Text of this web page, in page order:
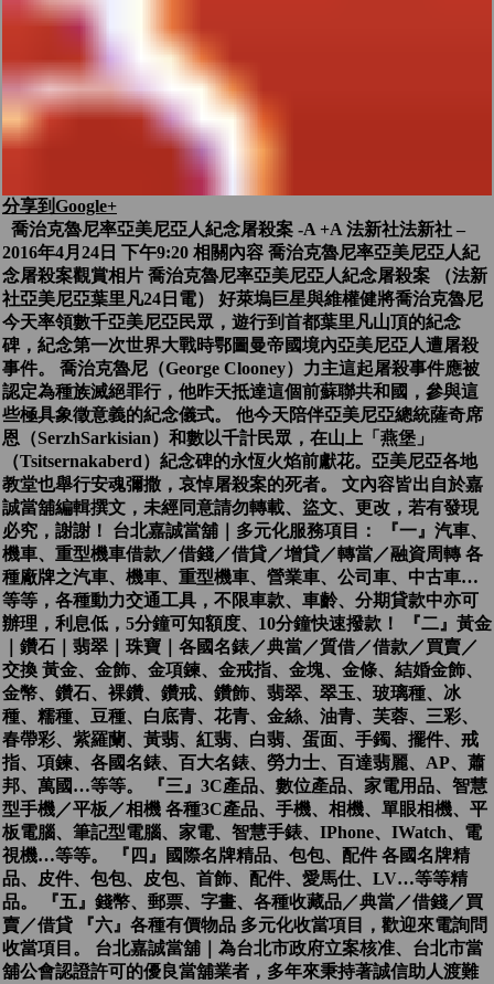
分享到Google+
喬治克魯尼率亞美尼亞人紀念屠殺案 -A +A 法新社法新社 –
2016年4月24日 下午9:20 相關內容 喬治克魯尼率亞美尼亞人紀
念屠殺案觀賞相片 喬治克魯尼率亞美尼亞人紀念屠殺案 （法新
社亞美尼亞葉里凡24日電） 好萊塢巨星與維權健將喬治克魯尼
今天率領數千亞美尼亞民眾，遊行到首都葉里凡山頂的紀念
碑，紀念第一次世界大戰時鄂圖曼帝國境內亞美尼亞人遭屠殺
事件。 喬治克魯尼（George Clooney）力主這起屠殺事件應被
認定為種族滅絕罪行，他昨天抵達這個前蘇聯共和國，參與這
些極具象徵意義的紀念儀式。 他今天陪伴亞美尼亞總統薩奇席
恩（SerzhSarkisian）和數以千計民眾，在山上「燕堡」
（Tsitsernakaberd）紀念碑的永恆火焰前獻花。亞美尼亞各地
教堂也舉行安魂彌撒，哀悼屠殺案的死者。 文內容皆出自於嘉
誠當舖編輯撰文，未經同意請勿轉載、盜文、更改，若有發現
必究，謝謝！ 台北嘉誠當舖｜多元化服務項目： 『一』汽車、
機車、重型機車借款／借錢／借貸／增貸／轉當／融資周轉 各
種廠牌之汽車、機車、重型機車、營業車、公司車、中古車…
等等，各種動力交通工具，不限車款、車齡、分期貸款中亦可
辦理，利息低，5分鐘可知額度、10分鐘快速撥款！ 『二』黃金
｜鑽石｜翡翠｜珠寶｜各國名錶／典當／質借／借款／買賣／
交換 黃金、金飾、金項鍊、金戒指、金塊、金條、結婚金飾、
金幣、鑽石、裸鑽、鑽戒、鑽飾、翡翠、翠玉、玻璃種、冰
種、糯種、豆種、白底青、花青、金絲、油青、芙蓉、三彩、
春帶彩、紫羅蘭、黃翡、紅翡、白翡、蛋面、手鐲、擺件、戒
指、項鍊、各國名錶、百大名錶、勞力士、百達翡麗、AP、蕭
邦、萬國…等等。 『三』3C產品、數位產品、家電用品、智慧
型手機／平板／相機 各種3C產品、手機、相機、單眼相機、平
板電腦、筆記型電腦、家電、智慧手錶、IPhone、IWatch、電
視機…等等。 『四』國際名牌精品、包包、配件 各國名牌精
品、皮件、包包、皮包、首飾、配件、愛馬仕、LV…等等精
品。 『五』錢幣、郵票、字畫、各種收藏品／典當／借錢／買
賣／借貸 『六』各種有價物品 多元化收當項目，歡迎來電詢問
收當項目。 台北嘉誠當舖｜為台北市政府立案核准、台北市當
舖公會認證許可的優良當舖業者，多年來秉持著誠信助人渡難